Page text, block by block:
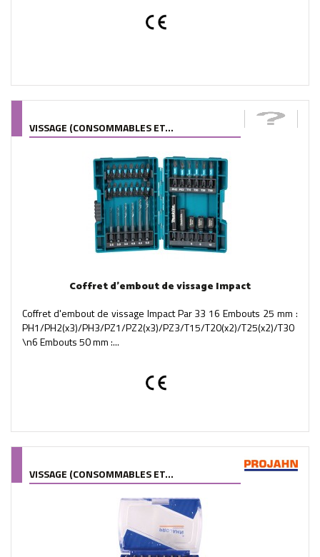
VISSAGE (CONSOMMABLES ET...
Coffret d'embout de vissage Impact
Coffret d'embout de vissage Impact Par 33 16 Embouts 25 mm :
PH1/PH2(x3)/PH3/PZ1/PZ2(x3)/PZ3/T15/T20(x2)/T25(x2)/T30
\n6 Embouts 50 mm :...
VISSAGE (CONSOMMABLES ET...